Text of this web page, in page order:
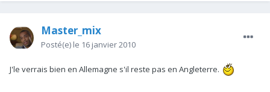
Master_mix
Posté(e) le 16 janvier 2010
J'le verrais bien en Allemagne s'il reste pas en Angleterre.